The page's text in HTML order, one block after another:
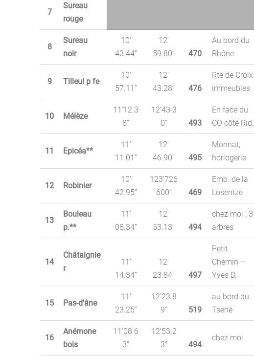
7
Sureau
rouge
8
Sureau
noir
10’
43.44’’
12’
59.80’’
470
Au bord du
Rhône
9 Tilleul p fe
10’
57.11’’
12’
43.28’’
476
Rte de Croix
immeubles
10 Mélèze
11’12.3
8’’
12’43.3
0’’
493
En face du
CO côté Rid.
11 Epicéa**
11’
11.01’’
12’
46.90’’
495
Monnat,
horlogerie
12 Robinier
10’
42.95’’
123’726
600’’
469
Emb. de la
Losentze
13
Bouleau
p.**
11’
08.34’’
12’
53.13’’
494
chez moi : 3
arbres
14
Châtaignie
r
11’
14.34’’
12’
23.84’’
497
Petit
Chemin –
Yves D.
15 Pas-d'âne
11’
23.25’’
12’23.8
9’’
519
au bord du
Tsené
16
Anémone
bois
11’08.6
3’’
12’53.2
3’’
494
chez moi